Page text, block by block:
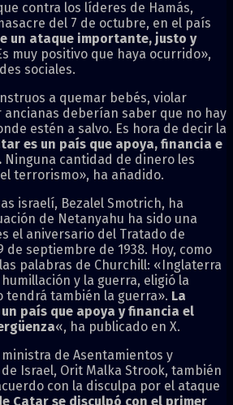
contra los líderes de Hamás,
del 7 de octubre, en el país
un ataque importante, justo y
muy positivo que haya ocurrido»,
sociales.
a quemar bebés, violar
ancianas deberían saber que no hay
estén a salvo. Es hora de decir la
es un país que apoya, financia e
Ninguna cantidad de dinero les
terrorismo», ha añadido.
israelí, Bezalel Smotrich, ha
de Netanyahu ha sido una
el aniversario del Tratado de
de septiembre de 1938. Hoy, como
palabras de Churchill: «Inglaterra
y la guerra, eligió la
tendrá también la guerra». La
país que apoya y financia el
«, ha publicado en X.
de Asentamientos y
Israel, Orit Malka Strook, también
con la disculpa por el ataque
Catar se disculpó con el primer